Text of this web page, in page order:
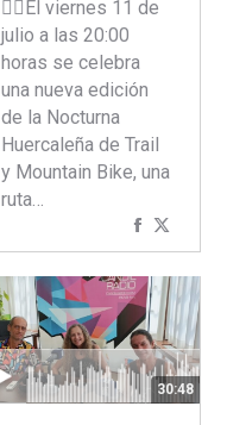
🚴‍♂️El viernes 11 de
julio a las 20:00
horas se celebra
una nueva edición
de la Nocturna
Huercaleña de Trail
y Mountain Bike, una
ruta…
Compartir
concon
30:48